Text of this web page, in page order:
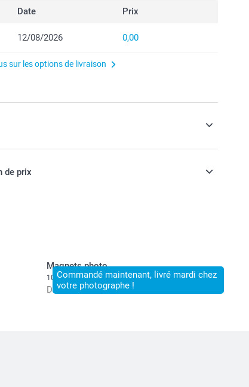
Date Prix
12/08/2026 0,00
sur les options de livraison
de prix
Commandé maintenant, livré mardi chez
votre photographe !
Magnets photo
10+ variantes
Dès 8,50